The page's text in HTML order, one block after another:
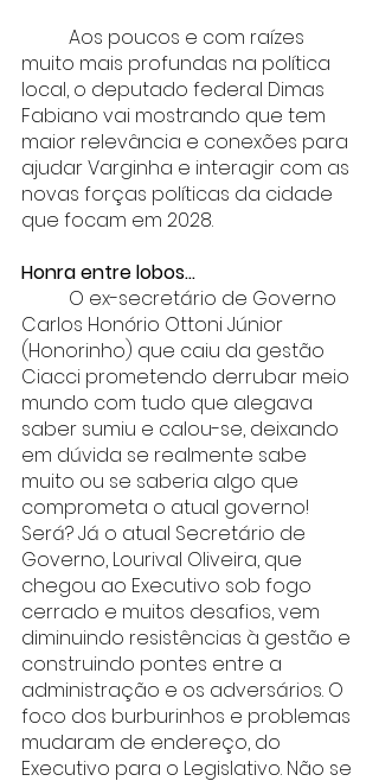
muito mais profundas na política
local, o deputado federal Dimas
Fabiano vai mostrando que tem
maior relevância e conexões para
ajudar Varginha e interagir com as
novas forças políticas da cidade
que focam em 2028.
Honra entre lobos...
Carlos Honório Ottoni Júnior
(Honorinho) que caiu da gestão
Ciacci prometendo derrubar meio
mundo com tudo que alegava
saber sumiu e calou-se, deixando
em dúvida se realmente sabe
muito ou se saberia algo que
comprometa o atual governo!
Será? Já o atual Secretário de
Governo, Lourival Oliveira, que
chegou ao Executivo sob fogo
cerrado e muitos desafios, vem
diminuindo resistências à gestão e
construindo pontes entre a
administração e os adversários. O
foco dos burburinhos e problemas
mudaram de endereço, do
Executivo para o Legislativo. Não se